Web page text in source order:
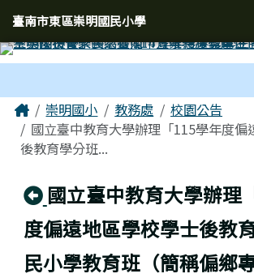
臺南市東區崇明國民小學
導覽列
臺南市東區崇明國民小學
主內容區域
Home崇明國小 教務處
校園公告
國立臺中教育大學辦理「115學年度偏
後教育學分班...
回上頁
國立臺中教育大學辦理
度偏遠地區學校學士後教
民小學教育班（簡稱偏鄉
頁尾區域